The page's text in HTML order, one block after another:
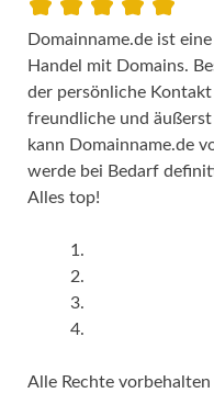
Domainname.de ist
Handel mit Domains.
der persönliche
freundliche und
kann Domainname.de
werde bei Bedarf
Alles top!
Alle Rechte